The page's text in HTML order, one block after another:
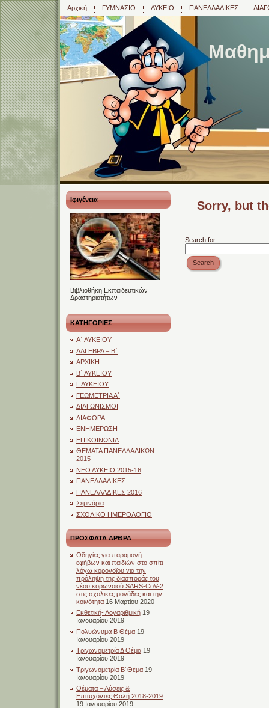
Αρχική ΓΥΜΝΑΣΙΟ ΛΥΚΕΙΟ ΠΑΝΕΛΛΑΔΙΚΕΣ
Ιφιγένεια
Βιβλιοθήκη Εκπαιδευτικών
Δραστηριοτήτων
ΚΑΤΗΓΟΡΙΕΣ
Α΄ ΛΥΚΕΙΟΥ
ΑΛΓΕΒΡΑ – Β΄
ΑΡΧΙΚΗ
Β΄ ΛΥΚΕΙΟΥ
Γ ΛΥΚΕΙΟΥ
ΓΕΩΜΕΤΡΙΑ Α΄
ΔΙΑΓΩΝΙΣΜΟΙ
ΔΙΑΦΟΡΑ
ΕΝΗΜΕΡΩΣΗ
ΕΠΙΚΟΙΝΩΝΙΑ
ΘΕΜΑΤΑ ΠΑΝΕΛΛΑΔΙΚΩΝ
2015
ΝΕΟ ΛΥΚΕΙΟ 2015-16
ΠΑΝΕΛΛΑΔΙΚΕΣ
ΠΑΝΕΛΛΑΔΙΚΕΣ 2016
Σεμινάρια
ΣΧΟΛΙΚΟ ΗΜΕΡΟΛΟΓΙΟ
ΠΡΟΣΦΑΤΑ ΑΡΘΡΑ
Οδηγίες για παραμονή
εφήβων και παιδιών στο σπίτι
λόγω κορονοϊου για την
πρόληψη της διασποράς του
νέου κορωνοϊού SARS-CoV-2
στις σχολικές μονάδες και την
κοινότητα 16 Μαρτίου 2020
Εκθετική- Λογαριθμική 19
Ιανουαρίου 2019
Πολυώνυμα Β Θέμα 19
Ιανουαρίου 2019
Τριγωνομετρία Δ Θέμα 19
Ιανουαρίου 2019
Τριγωνομετρία Β΄Θέμα 19
Ιανουαρίου 2019
Θέματα – Λύσεις &
Επιτυχόντες Θαλή 2018-2019
19 Ιανουαρίου 2019
Sorry, but
Search for:
Search